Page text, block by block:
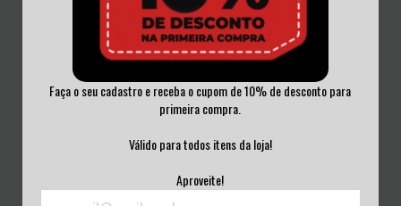
Faça o seu cadastro e receba o cupom de 10% de desconto para
primeira compra.
Válido para todos itens da loja!
Aproveite!
AND THE CHEAT...
VINIL OR...